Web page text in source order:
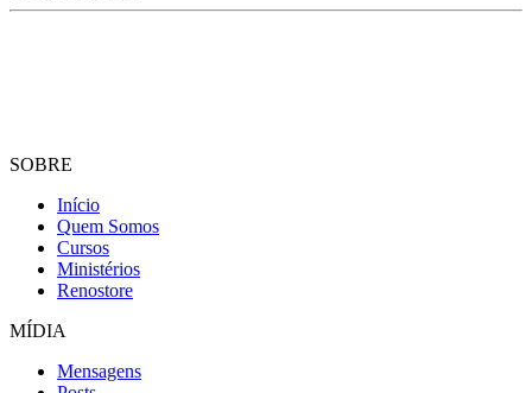
SOBRE
Início
Quem Somos
Cursos
Ministérios
Renostore
MÍDIA
Mensagens